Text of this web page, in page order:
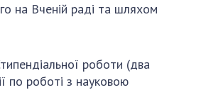
УКРАЇНИ
НАУКОВІ
на Вченій раді та шляхом
роботи (два
по роботі з науковою